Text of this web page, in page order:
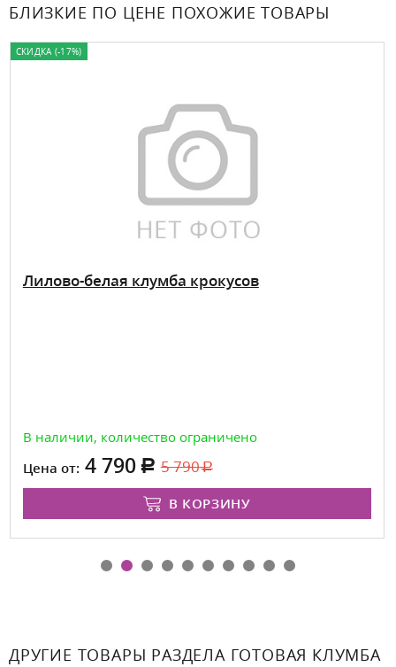
БЛИЗКИЕ ПО ЦЕНЕ ПОХОЖИЕ ТОВАРЫ
СКИДКА (-17%)
Лилово-белая клумба крокусов
В наличии, количество ограничено
Цена от: 4 790 5 790
В КОРЗИНУ
ДРУГИЕ ТОВАРЫ РАЗДЕЛА ГОТОВАЯ КЛУМБА